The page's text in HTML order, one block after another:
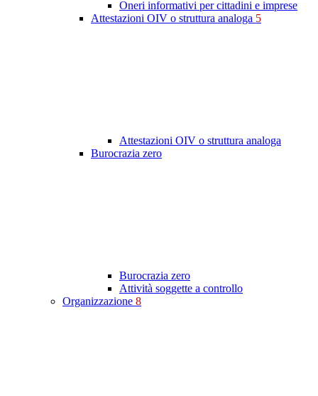
Oneri informativi per cittadini e imprese
Attestazioni OIV o struttura analoga 5
Attestazioni OIV o struttura analoga
Burocrazia zero
Burocrazia zero
Attività soggette a controllo
Organizzazione 8